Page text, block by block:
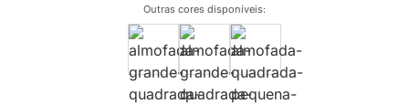
Outras cores disponíveis: